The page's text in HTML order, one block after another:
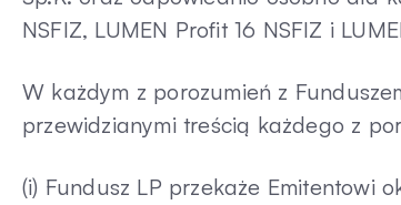
NSFIZ, LUMEN Profit 16 NSFIZ i
W każdym z porozumień z
przewidzianymi treścią każdego z
(i) Fundusz LP przekaże Emitentowi